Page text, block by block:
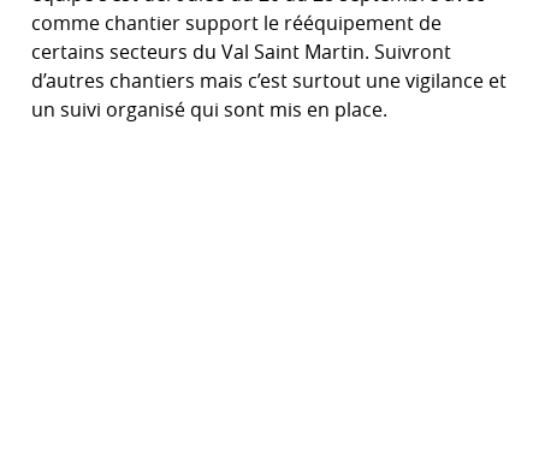
comme chantier support le rééquipement de
certains secteurs du Val Saint Martin. Suivront
d’autres chantiers mais c’est surtout une vigilance et
un suivi organisé qui sont mis en place.